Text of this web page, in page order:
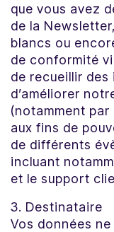
que vous avez
de la
blancs ou
de conformité
de recueillir
d’améliorer
(notamment
aux fins de
de différents
incluant
et le support
3. Destinataire
Vos données ne